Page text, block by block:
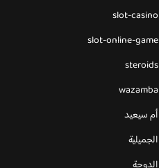
slot-casino
slot-online-game
steroids
wazamba
أم سيعيد
الجميلية